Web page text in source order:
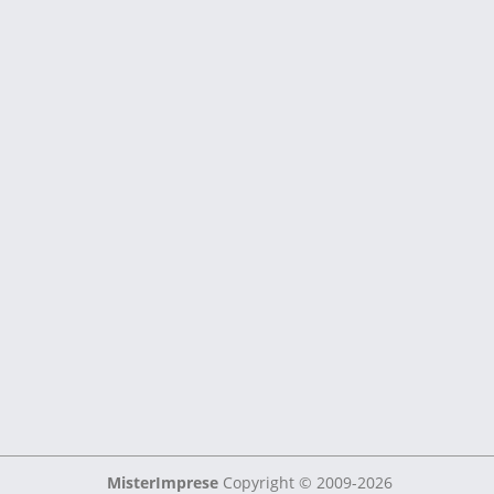
MisterImprese Copyright © 2009-2026